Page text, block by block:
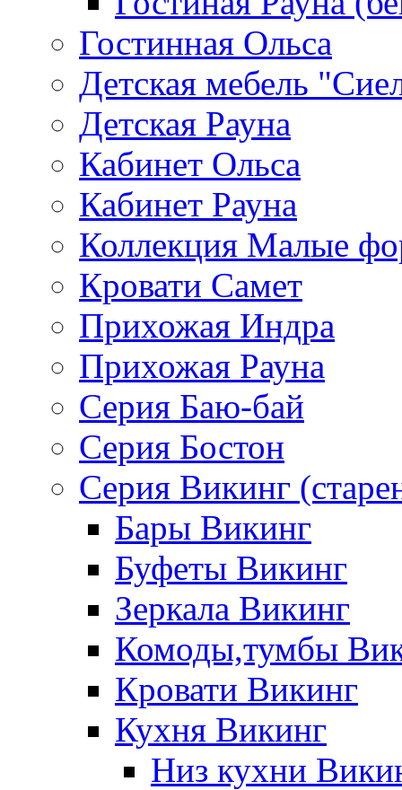
Гостинная Ольса
Детская мебель
Детская Рауна
Кабинет Ольса
Кабинет Рауна
Коллекция Малые
Кровати Самет
Прихожая Индра
Прихожая Рауна
Серия Баю-бай
Серия Бостон
Серия Викинг
Бары Викинг
Буфеты Викинг
Зеркала Викинг
Комоды,тумбы
Кровати Викинг
Кухня Викинг
Низ кухни